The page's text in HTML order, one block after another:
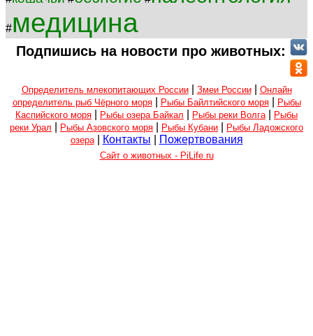
#медицина
Подпишись на новости про животных:
Определитель млекопитающих России| Змеи России| Онлайн
определитель рыб Чёрного моря| Рыбы Байлтийского моря|
Рыбы
Каспийского моря
Рыбы озера Байкал Рыбы реки Волга
Рыбы
реки Урал
Рыбы Азовского моря Рыбы Кубани
Рыбы Ладожского
озера| Контакты Пожертвования
Сайт о животных - PiLife.ru